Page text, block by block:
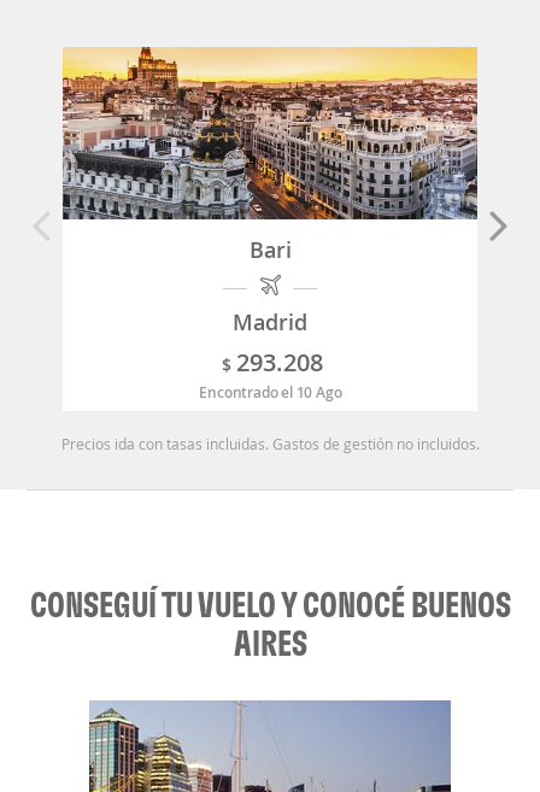
Bari
Madrid
$ 293.208
Encontrado el 10 Ago
Precios ida con tasas incluidas. Gastos de gestión no incluidos.
CONSEGUÍ TU VUELO Y CONOCÉ BUENOS
AIRES